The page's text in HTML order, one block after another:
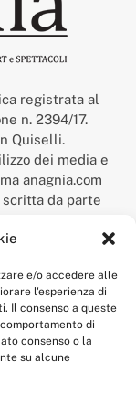
e/o accedere alle
l'esperienza di
Il consenso a queste
di
consenso o la
su alcune
registrata al
n. 2394/17.
Quiselli.
dei media e
anagnia.com
da parte
l’Ufficio Italiano
9 febbraio 2017.